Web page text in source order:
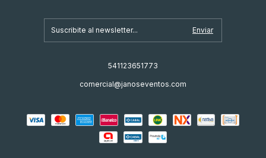
541123651773
comercial@janoseventos.com